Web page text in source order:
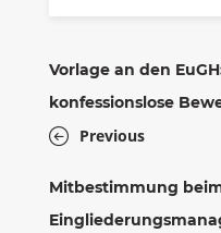
Vorlage an den
konfessionslose
Previous
Mitbestimmung